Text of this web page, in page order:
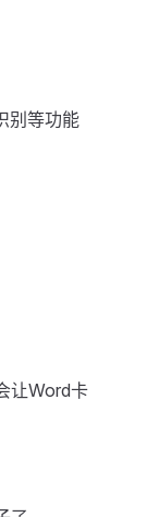
别等功能
让Word卡